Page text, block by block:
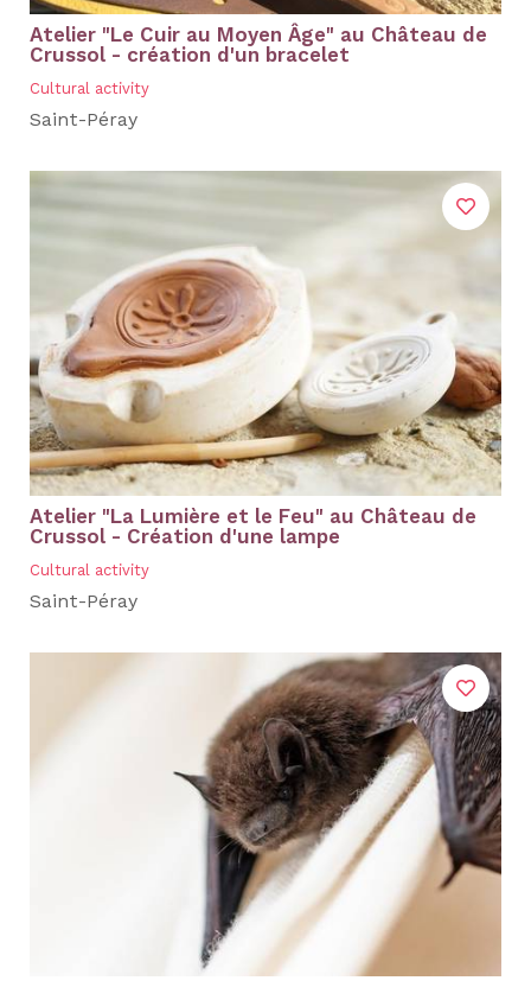
Atelier "Le Cuir au Moyen Âge" au Château de
Crussol - création d'un bracelet
Cultural activity
Saint-Péray
Atelier "La Lumière et le Feu" au Château de
Crussol - Création d'une lampe
Cultural activity
Saint-Péray